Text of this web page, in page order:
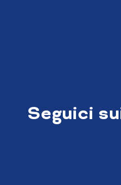
Seguici